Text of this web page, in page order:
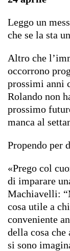
Leggo un
che se la sta
Altro che
occorrono
prossimi anni
Rolando non
prossimo
manca al
Propendo per
«Prego col
di imparare
Machiavelli:
cosa utile a
conveniente
della cosa
si sono